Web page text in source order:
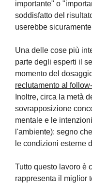
importante" o
soddisfatto del
userebbe
Una delle cose più
parte degli esperti il
momento del
reclutamento al
Inoltre, circa la metà
sovrapposizione
mentale e le
l'ambiente): segno
le condizioni esterne
Tutto questo lavoro è
rappresenta il miglior